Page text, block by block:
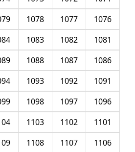
1076
1077
1078
1081
1082
1083
1086
1087
1088
1091
1092
1093
1096
1097
1098
1101
1102
1103
1106
1107
1108